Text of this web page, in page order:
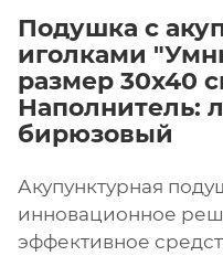
Подушка с
иголками
размер 30х40
Наполнитель:
бирюзовый
Акупунктурная
инновационное
эффективное